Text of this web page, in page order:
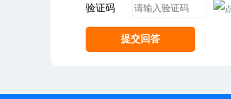
验证码
提交回答